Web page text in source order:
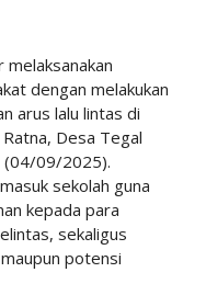
melaksanakan
dengan melakukan
arus lalu lintas di
Desa Tegal
(04/09/2025).
sekolah guna
kepada para
sekaligus
potensi